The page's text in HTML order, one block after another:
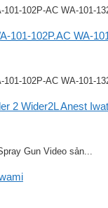
102P-AC WA-101-
101-102P.AC WA-
102P-AC WA-101-
2 Wider2L Anest
Gun Video sản...